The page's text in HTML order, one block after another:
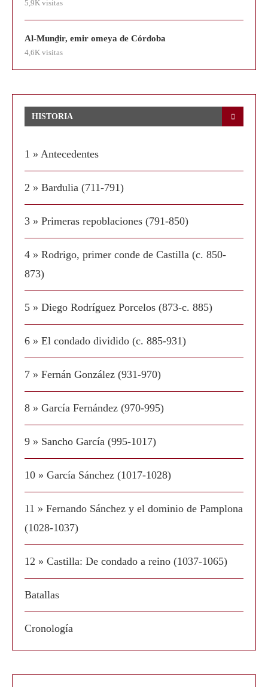
5,9K visitas
Al-Munḏir, emir omeya de Córdoba
4,6K visitas
HISTORIA
1 » Antecedentes
2 » Bardulia (711-791)
3 » Primeras repoblaciones (791-850)
4 » Rodrigo, primer conde de Castilla (c. 850-
873)
5 » Diego Rodríguez Porcelos (873-c. 885)
6 » El condado dividido (c. 885-931)
7 » Fernán González (931-970)
8 » García Fernández (970-995)
9 » Sancho García (995-1017)
10 » García Sánchez (1017-1028)
11 » Fernando Sánchez y el dominio de Pamplona
(1028-1037)
12 » Castilla: De condado a reino (1037-1065)
Batallas
Cronología